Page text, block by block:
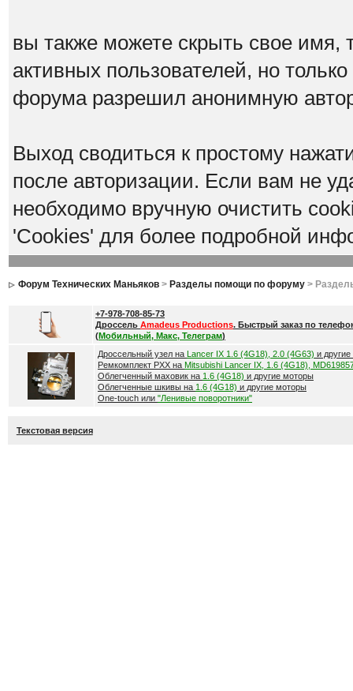
вы также можете скрыть свое имя,
активных пользователей, но
форума разрешил анонимную
Выход сводиться к простому
после авторизации. Если вам не
необходимо вручную очистить
'Cookies' для более подробной
Форум Технических Маньяков> Разделы помощи по форуму>
+7-978-708-85-73
Дроссель Amadeus Productions. Быстрый заказ по
(Мобильный, Макс, Телеграм)
Дроссельный узел на Lancer IX 1.6 (4G18), 2.0 (4G63) и
Ремкомплект РХХ на Mitsubishi Lancer IX, 1.6 (4G18),
Облегченный маховик на 1.6 (4G18) и другие моторы
Облегченные шкивы на 1.6 (4G18) и другие моторы
One-touch или "Ленивые поворотники"
Текстовая версия